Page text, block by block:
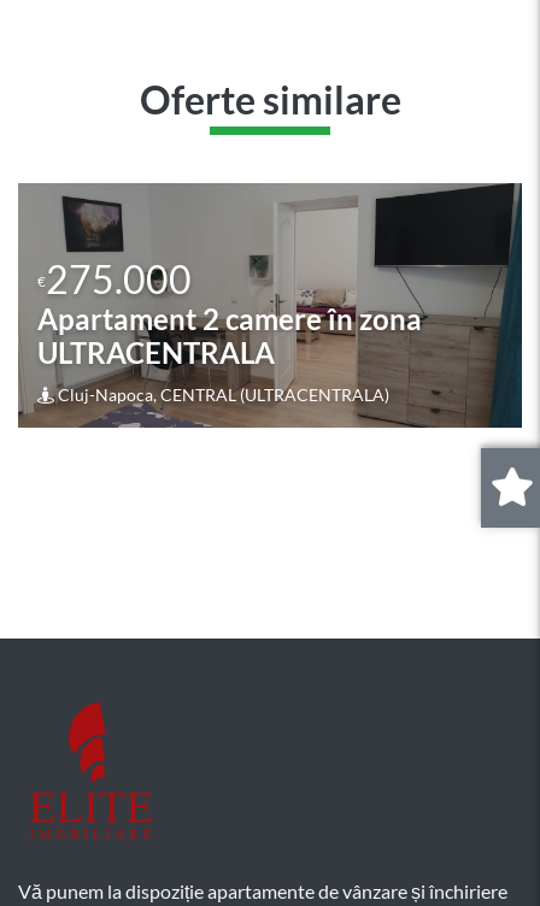
Oferte similare
€275.000
Apartament 4 camere în zona
Vă punem la dispoziție apartamente de vânzare și închiriere